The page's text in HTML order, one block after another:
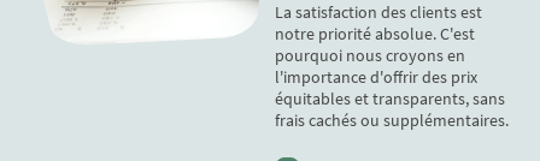
La satisfaction des clients est
notre priorité absolue. C'est
pourquoi nous croyons en
l'importance d'offrir des prix
équitables et transparents, sans
frais cachés ou supplémentaires.